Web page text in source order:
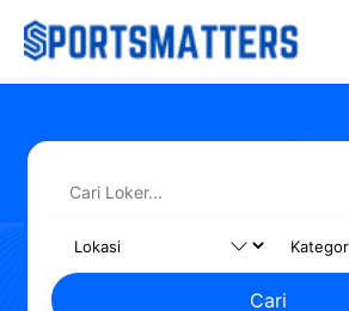
Langsung
Cari